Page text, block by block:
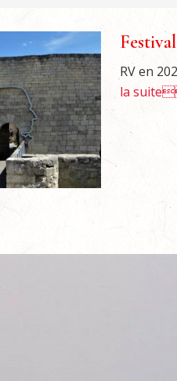
RV en
la